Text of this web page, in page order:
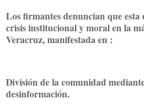
Los firmantes denuncian que
crisis institucional y moral en la
Veracruz, manifestada en :
División de la comunidad
desinformación.